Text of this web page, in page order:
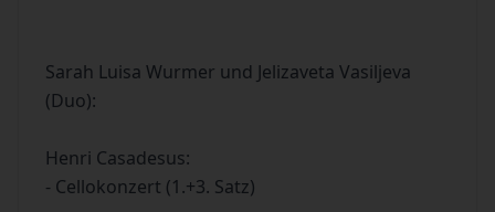
Sarah Luisa Wurmer und Jelizaveta Vasiljeva
(Duo):
Henri Casadesus:
- Cellokonzert (1.+3. Satz)